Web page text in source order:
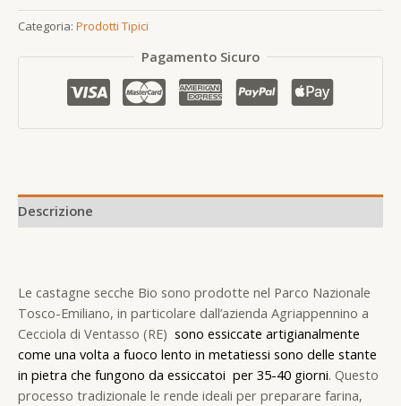
Categoria: Prodotti Tipici
Pagamento Sicuro
Descrizione
Le castagne secche Bio sono prodotte nel Parco Nazionale
Tosco-Emiliano, in particolare dall’azienda Agriappennino a
Cecciola di Ventasso (RE) sono essiccate artigianalmente
come una volta a fuoco lento in metatiessi sono delle stante
in pietra che fungono da essiccatoi per 35-40 giorni. Questo
processo tradizionale le rende ideali per preparare farina,